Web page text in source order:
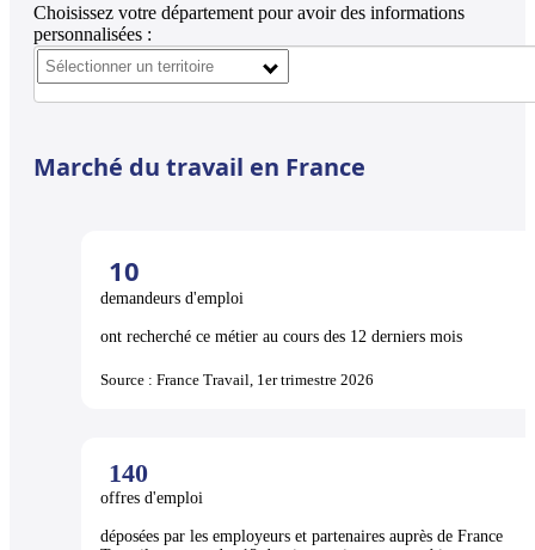
Choisissez votre département pour avoir des informations
personnalisées :
Marché du travail en France
10
demandeurs d'emploi
ont recherché ce métier au cours des 12 derniers mois
Source : France Travail, 1er trimestre 2026
140
offres d'emploi
déposées par les employeurs et partenaires auprès de France